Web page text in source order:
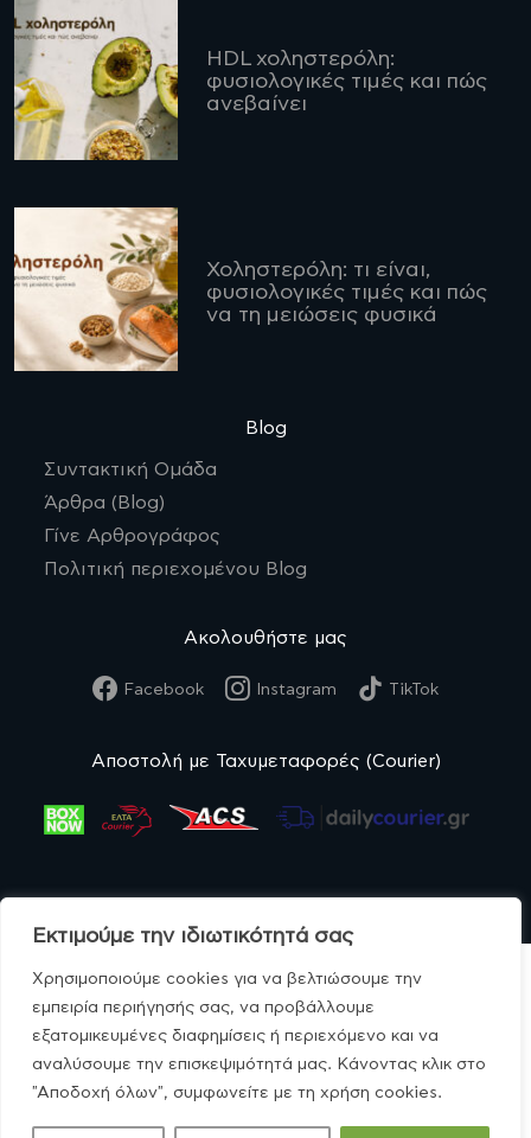
Εκτιμούμε την ιδιωτικότητά σας
Χρησιμοποιούμε cookies για να βελτιώσουμε την
εμπειρία περιήγησής σας, να προβάλλουμε
εξατομικευμένες διαφημίσεις ή περιεχόμενο και να
αναλύσουμε την επισκεψιμότητά μας. Κάνοντας κλικ στο
"Αποδοχή όλων", συμφωνείτε με τη χρήση cookies.
HDL χοληστερόλη:
φυσιολογικές τιμές και πώς
ανεβαίνει
Χοληστερόλη: τι είναι,
φυσιολογικές τιμές και πώς
να τη μειώσεις φυσικά
Blog
Συντακτική Ομάδα
Άρθρα (Blog)
Γίνε Αρθρογράφος
Πολιτική περιεχομένου Blog
Ακολουθήστε μας
Facebook Instagram TikTok
Αποστολή με Ταχυμεταφορές (Courier)
© MonoBio.gr 2020-2026.